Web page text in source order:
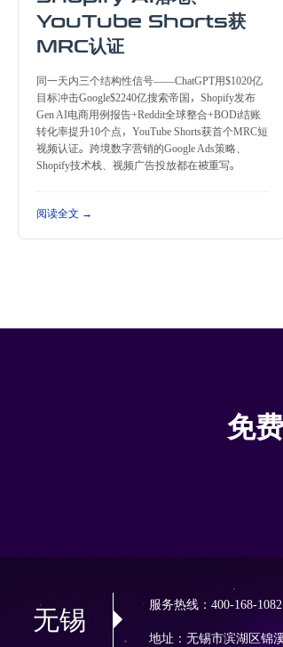
YouTube Shorts获
MRC认证
同一天内三个结构性信号——ChatGPT用$1020亿
目标冲击Google$2240亿搜索帝国，Shopify发布
Gen AI电商用例报告+Reddit全球整合+BODi结账
转化率提升10个点，YouTube Shorts获首个MRC短
视频认证。跨境数字营销的Google Ads策略、
Shopify技术栈、视频广告投放都在被重写。
阅读全文 →
免
无锡
服务热线：400-168-1082
地址：无锡市滨湖区锦